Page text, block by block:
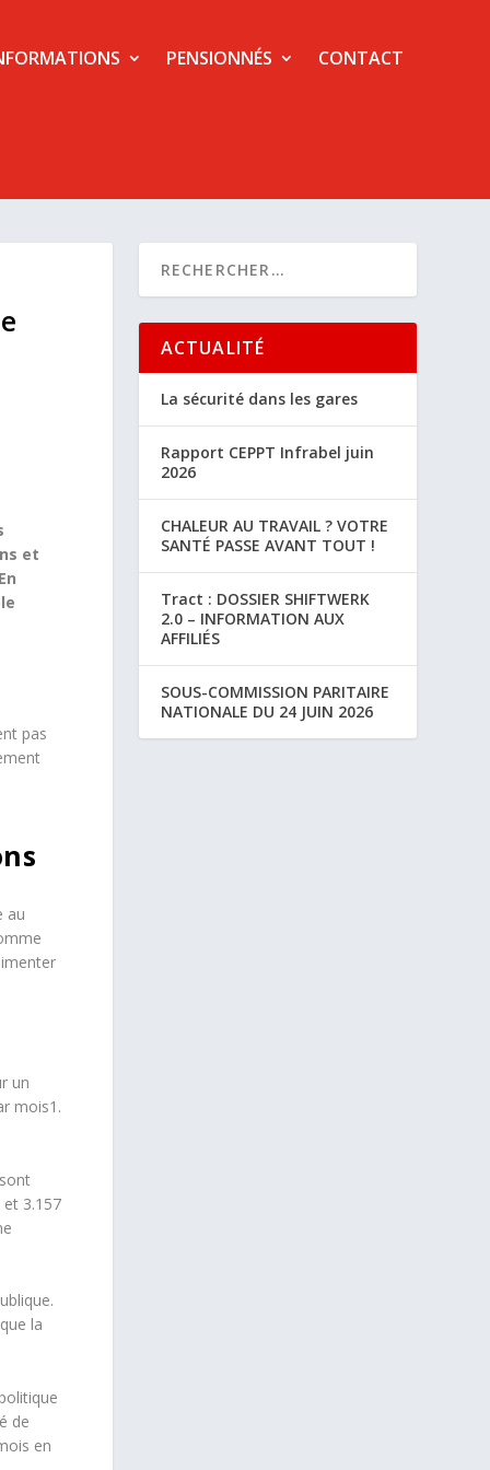
PENSIONNÉS CONTACT
et
pas
au
un
mois1.
3.157
la
de
en
ACTUALITÉ
La sécurité dans les gares
Rapport CEPPT Infrabel juin
2026
CHALEUR AU TRAVAIL ? VOTRE
SANTÉ PASSE AVANT TOUT !
Tract : DOSSIER SHIFTWERK
2.0 – INFORMATION AUX
AFFILIÉS
SOUS-COMMISSION PARITAIRE
NATIONALE DU 24 JUIN 2026